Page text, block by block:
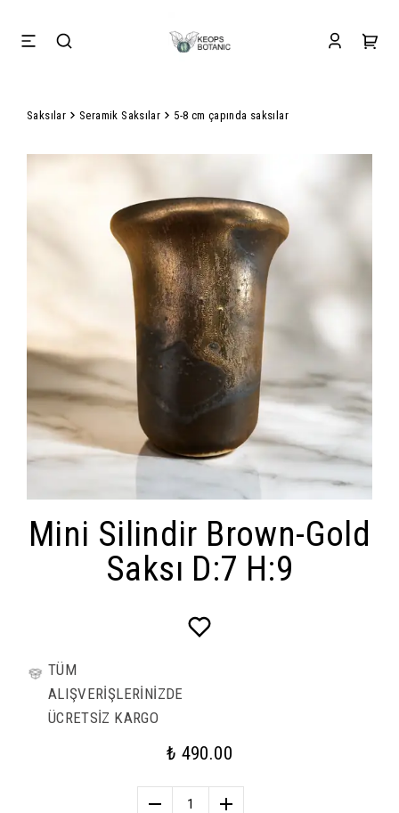
Saksılar Seramik Saksılar 5-8 cm çapında saksılar
Mini Silindir Brown-Gold
Saksı D:7 H:9
TÜM
ALIŞVERİŞLERİNİZDE
ÜCRETSİZ KARGO
₺ 490.00
1